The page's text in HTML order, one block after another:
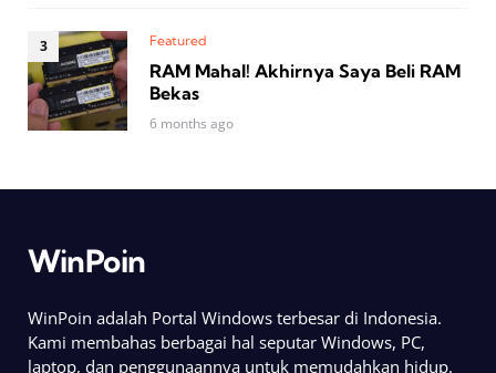
Featured
RAM Mahal! Akhirnya Saya Beli RAM
Bekas
6 months ago
WinPoin
WinPoin adalah Portal Windows terbesar di Indonesia.
Kami membahas berbagai hal seputar Windows, PC,
laptop, dan penggunaannya untuk memudahkan hidup.